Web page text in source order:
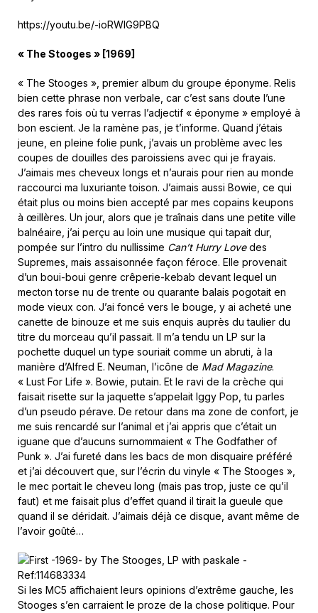
https://youtu.be/-ioRWlG9PBQ
« The Stooges » [1969]
« The Stooges », premier album du groupe éponyme. Relis
bien cette phrase non verbale, car c’est sans doute l’une
des rares fois où tu verras l’adjectif « éponyme » employé à
bon escient. Je la ramène pas, je t’informe. Quand j’étais
jeune, en pleine folie punk, j’avais un problème avec les
coupes de douilles des paroissiens avec qui je frayais.
J’aimais mes cheveux longs et n’aurais pour rien au monde
raccourci ma luxuriante toison. J’aimais aussi Bowie, ce qui
était plus ou moins bien accepté par mes copains keupons
à œillères. Un jour, alors que je traînais dans une petite ville
balnéaire, j’ai perçu au loin une musique qui tapait dur,
pompée sur l’intro du nullissime Can’t Hurry Lovedes
Supremes, mais assaisonnée façon féroce. Elle provenait
d’un boui-boui genre crêperie-kebab devant lequel un
mecton torse nu de trente ou quarante balais pogotait en
mode vieux con. J’ai foncé vers le bouge, y ai acheté une
canette de binouze et me suis enquis auprès du taulier du
titre du morceau qu’il passait. Il m’a tendu un LP sur la
pochette duquel un type souriait comme un abruti, à la
manière d’Alfred E. Neuman, l’icône de Mad Magazine.
« Lust For Life ». Bowie, putain. Et le ravi de la crèche qui
faisait risette sur la jaquette s’appelait Iggy Pop, tu parles
d’un pseudo pérave. De retour dans ma zone de confort, je
me suis rencardé sur l’animal et j’ai appris que c’était un
iguane que d’aucuns surnommaient « The Godfather of
Punk ». J’ai fureté dans les bacs de mon disquaire préféré
et j’ai découvert que, sur l’écrin du vinyle « The Stooges »,
le mec portait le cheveu long (mais pas trop, juste ce qu’il
faut) et me faisait plus d’effet quand il tirait la gueule que
quand il se déridait. J’aimais déjà ce disque, avant même de
l’avoir goûté…
Si les MC5 affichaient leurs opinions d’extrême gauche, les
Stooges s’en carraient le proze de la chose politique. Pour